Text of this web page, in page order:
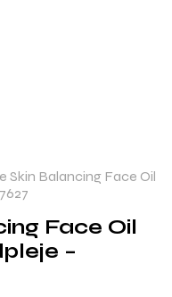
Skin Balancing Face Oil
Face Oil
–